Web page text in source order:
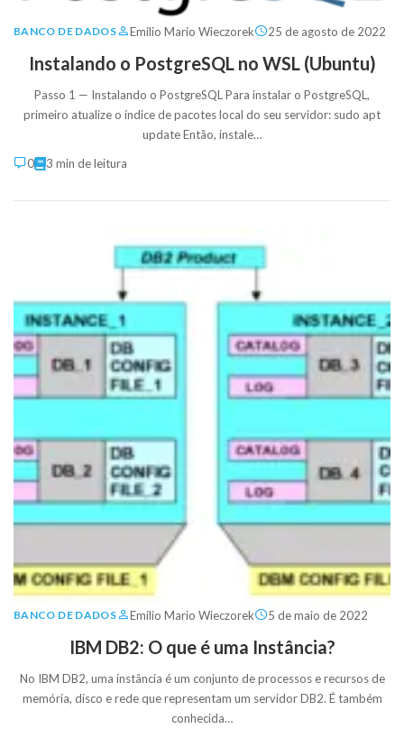
BANCO DE DADOS Emilio Mario Wieczorek 25 de agosto de 2022
Instalando o PostgreSQL no WSL (Ubuntu)
Passo 1 — Instalando o PostgreSQL Para instalar o PostgreSQL,
primeiro atualize o índice de pacotes local do seu servidor: sudo apt
update Então, instale…
0
3 min de leitura
BANCO DE DADOS Emilio Mario Wieczorek 5 de maio de 2022
IBM DB2: O que é uma Instância?
No IBM DB2, uma instância é um conjunto de processos e recursos de
memória, disco e rede que representam um servidor DB2. É também
conhecida…